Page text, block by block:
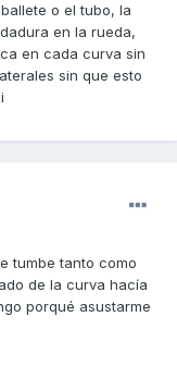
o el tubo, la
en la rueda,
en cada curva sin
sin que esto
tumbe tanto como
de la curva hacía
porqué asustarme